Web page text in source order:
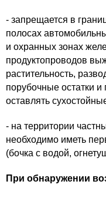
- запрещается в
полосах
и охранных зонах
продуктопроводов
растительность,
порубочные остатки
оставлять
- на территории
необходимо иметь
(бочка с водой,
При обнаружении